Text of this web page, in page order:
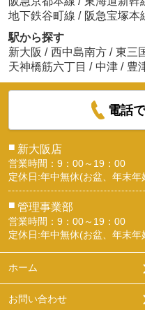
地下鉄谷町線 / 阪急宝塚本
駅から探す
新大阪 / 西中島南方 / 東三
天神橋筋六丁目 / 中津 / 豊
電話
■ 新大阪店
営業時間：9：00～19：00
定休日:年中無休(お盆、年末年
■ 管理事業部
営業時間：9：00～19：00
定休日:年中無休(お盆、年末年
ホーム
お問い合わせ